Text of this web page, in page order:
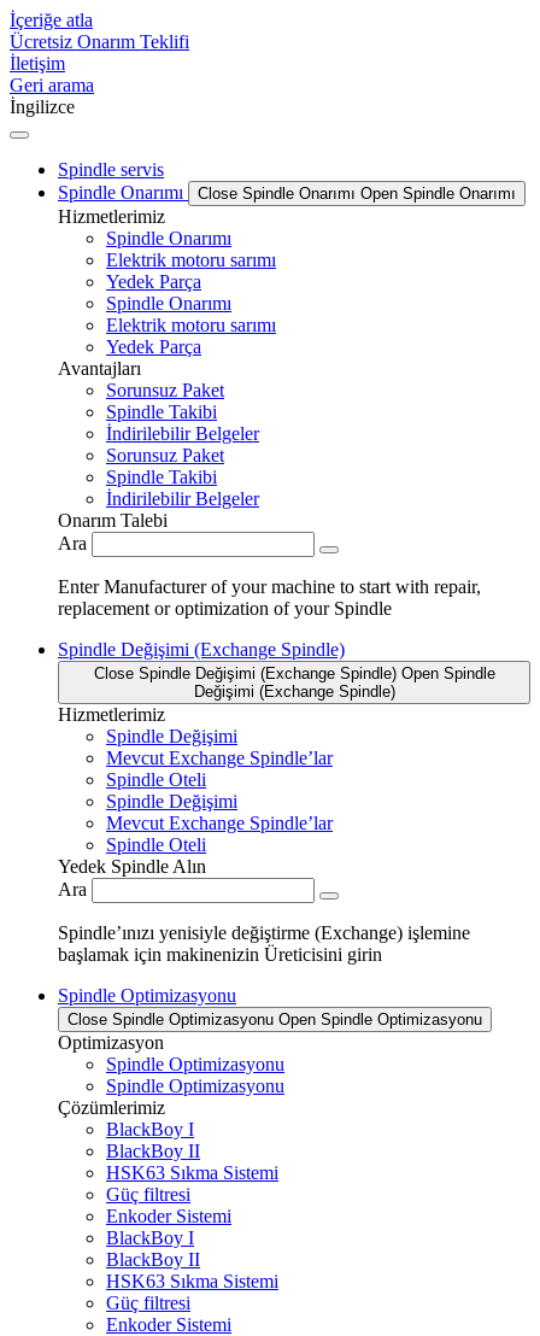
İçeriğe atla
Ücretsiz Onarım Teklifi
İletişim
Geri arama
İngilizce
Spindle servis
Spindle Onarımı
Close Spindle Onarımı Open Spindle Onarımı
Hizmetlerimiz
Spindle Onarımı
Elektrik motoru sarımı
Yedek Parça
Spindle Onarımı
Elektrik motoru sarımı
Yedek Parça
Avantajları
Sorunsuz Paket
Spindle Takibi
İndirilebilir Belgeler
Sorunsuz Paket
Spindle Takibi
İndirilebilir Belgeler
Onarım Talebi
Ara
Enter Manufacturer of your machine to start with repair,
replacement or optimization of your Spindle
Spindle Değişimi (Exchange Spindle)
Close Spindle Değişimi (Exchange Spindle) Open Spindle
Değişimi (Exchange Spindle)
Hizmetlerimiz
Spindle Değişimi
Mevcut Exchange Spindle’lar
Spindle Oteli
Spindle Değişimi
Mevcut Exchange Spindle’lar
Spindle Oteli
Yedek Spindle Alın
Ara
Spindle’ınızı yenisiyle değiştirme (Exchange) işlemine
başlamak için makinenizin Üreticisini girin
Spindle Optimizasyonu
Close Spindle Optimizasyonu Open Spindle Optimizasyonu
Optimizasyon
Spindle Optimizasyonu
Spindle Optimizasyonu
Çözümlerimiz
BlackBoy I
BlackBoy II
HSK63 Sıkma Sistemi
Güç filtresi
Enkoder Sistemi
BlackBoy I
BlackBoy II
HSK63 Sıkma Sistemi
Güç filtresi
Enkoder Sistemi